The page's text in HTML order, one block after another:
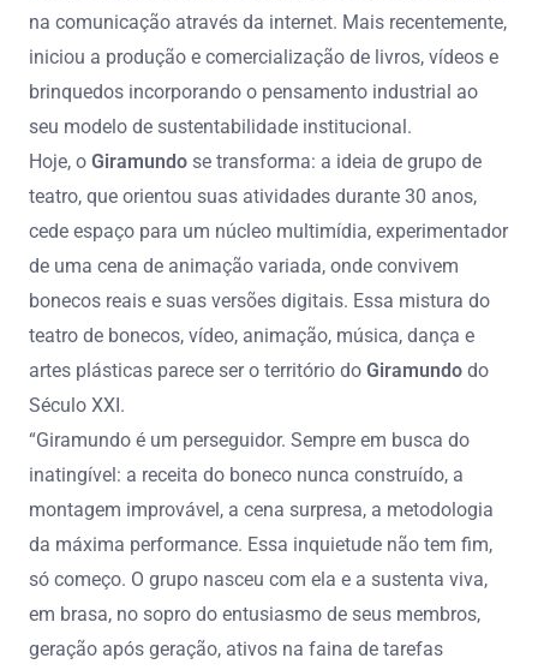
na comunicação através da internet. Mais recentemente,
iniciou a produção e comercialização de livros, vídeos e
brinquedos incorporando o pensamento industrial ao
seu modelo de sustentabilidade institucional.
Hoje, o Giramundo se transforma: a ideia de grupo de
teatro, que orientou suas atividades durante 30 anos,
cede espaço para um núcleo multimídia, experimentador
de uma cena de animação variada, onde convivem
bonecos reais e suas versões digitais. Essa mistura do
teatro de bonecos, vídeo, animação, música, dança e
artes plásticas parece ser o território do Giramundo do
Século XXI.
“Giramundo é um perseguidor. Sempre em busca do
inatingível: a receita do boneco nunca construído, a
montagem improvável, a cena surpresa, a metodologia
da máxima performance. Essa inquietude não tem fim,
só começo. O grupo nasceu com ela e a sustenta viva,
em brasa, no sopro do entusiasmo de seus membros,
geração após geração, ativos na faina de tarefas